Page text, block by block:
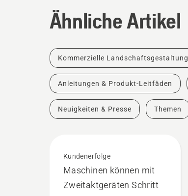
Ähnliche Artikel
Kommerzielle Landschaftsgestaltung
Anleitungen & Produkt-Leitfäden
Neuigkeiten & Presse Themen
Kundenerfolge
Maschinen können mit
Zweitaktgeräten Schritt